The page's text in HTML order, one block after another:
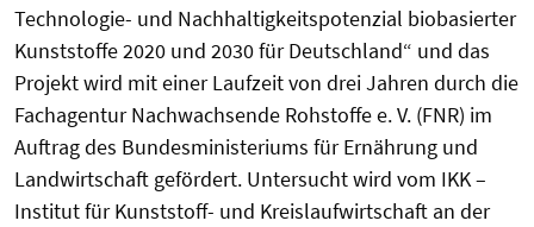
Technologie- und Nachhaltigkeitspotenzial biobasierter
Kunststoffe 2020 und 2030 für Deutschland“ und das
Projekt wird mit einer Laufzeit von drei Jahren durch die
Fachagentur Nachwachsende Rohstoffe e. V. (FNR) im
Auftrag des Bundesministeriums für Ernährung und
Landwirtschaft gefördert. Untersucht wird vom IKK –
Institut für Kunststoff- und Kreislaufwirtschaft an der